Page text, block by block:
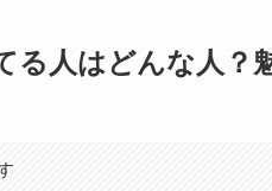
る人はどんな人？